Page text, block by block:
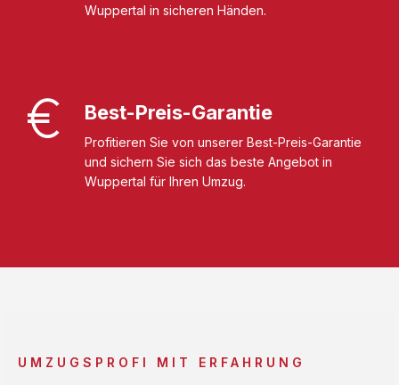
Wuppertal in sicheren Händen.
Best-Preis-Garantie
Profitieren Sie von unserer Best-Preis-Garantie
und sichern Sie sich das beste Angebot in
Wuppertal für Ihren Umzug.
UMZUGSPROFI MIT ERFAHRUNG